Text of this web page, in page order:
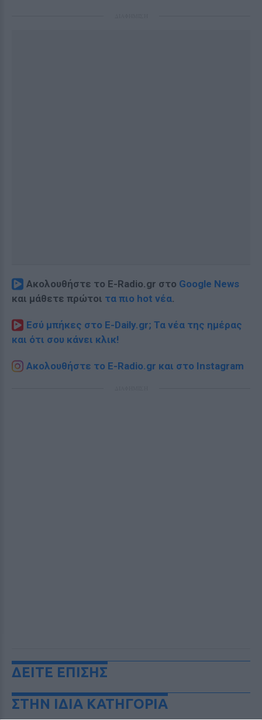
Ακολουθήστε το E-Radio.gr στο Google News
και μάθετε πρώτοι τα πιο hot νέα.
Εσύ μπήκες στο E-Daily.gr; Τα νέα της ημέρας
και ότι σου κάνει κλικ!
Ακολουθήστε το E-Radio.gr και στο Instagram
ΔΕΙΤΕ ΕΠΙΣΗΣ
ΣΤΗΝ ΙΔΙΑ ΚΑΤΗΓΟΡΙΑ